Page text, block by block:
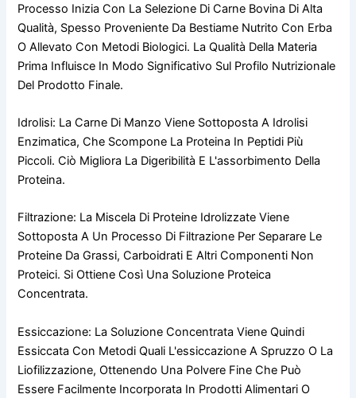
Processo Inizia Con La Selezione Di Carne Bovina Di Alta
Qualità, Spesso Proveniente Da Bestiame Nutrito Con Erba
O Allevato Con Metodi Biologici. La Qualità Della Materia
Prima Influisce In Modo Significativo Sul Profilo Nutrizionale
Del Prodotto Finale.
Idrolisi: La Carne Di Manzo Viene Sottoposta A Idrolisi
Enzimatica, Che Scompone La Proteina In Peptidi Più
Piccoli. Ciò Migliora La Digeribilità E L'assorbimento Della
Proteina.
Filtrazione: La Miscela Di Proteine Idrolizzate Viene
Sottoposta A Un Processo Di Filtrazione Per Separare Le
Proteine Da Grassi, Carboidrati E Altri Componenti Non
Proteici. Si Ottiene Così Una Soluzione Proteica
Concentrata.
Essiccazione: La Soluzione Concentrata Viene Quindi
Essiccata Con Metodi Quali L'essiccazione A Spruzzo O La
Liofilizzazione, Ottenendo Una Polvere Fine Che Può
Essere Facilmente Incorporata In Prodotti Alimentari O